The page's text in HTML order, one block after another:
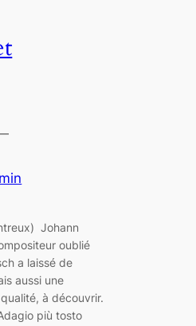
Johann
oublié
a laissé de
aussi une
à découvrir.
più tosto